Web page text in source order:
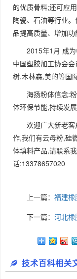
的优质骨料;还可应
陶瓷、石油等行业
品提高质量、增加功
2015年1月 成
中国塑胶加工协会
树,木林森,美的等国
海扬粉体信念:
体环保节能,持续发展
欢迎广大新老
作,我们有云母粉,硅
体填料产品,请联系
话:13378657020
上一篇： 福建橡
下一篇： 河北橡
技术百科相关